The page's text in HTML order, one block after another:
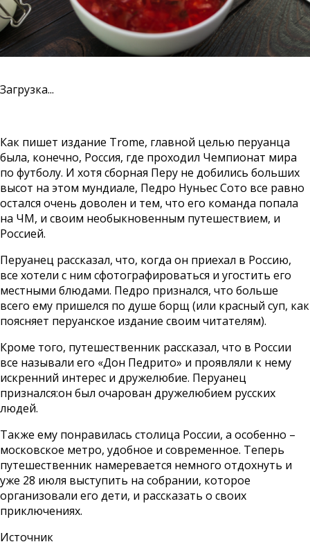
Загрузка...
Как пишет издание Trome, главной целью перуанца
была, конечно, Россия, где проходил Чемпионат мира
по футболу. И хотя сборная Перу не добились больших
высот на этом мундиале, Педро Нуньес Сото все равно
остался очень доволен и тем, что его команда попала
на ЧМ, и своим необыкновенным путешествием, и
Россией.
Перуанец рассказал, что, когда он приехал в Россию,
все хотели с ним сфотографироваться и угостить его
местными блюдами. Педро признался, что больше
всего ему пришелся по душе борщ (или красный суп, как
поясняет перуанское издание своим читателям).
Кроме того, путешественник рассказал, что в России
все называли его «Дон Педрито» и проявляли к нему
искренний интерес и дружелюбие. Перуанец
признался:он был очарован дружелюбием русских
людей.
Также ему понравилась столица России, а особенно –
московское метро, удобное и современное. Теперь
путешественник намеревается немного отдохнуть и
уже 28 июля выступить на собрании, которое
организовали его дети, и рассказать о своих
приключениях.
Источник